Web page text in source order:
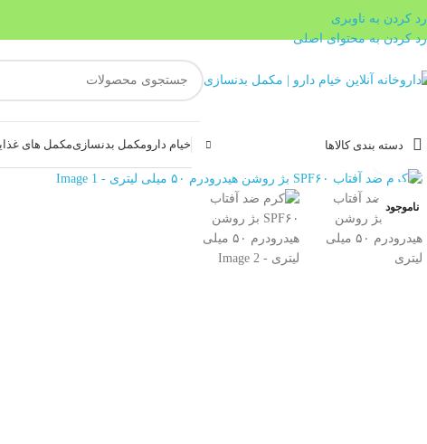
رد کردن به ناوبری
رد کردن به محتوای اصلی
دسته بندی کالاها خیام دارومکمل بدنسازیمکمل های
ناموجود
بزرگنمایی تصویر